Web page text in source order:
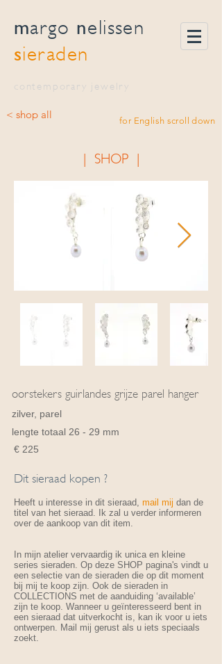
margo nelissen
sieraden
contemporary jewelry
< shop all for English scroll down
| SHOP |
oorstekers guirlandes grijze parel hanger
zilver, parel
lengte totaal 26 - 29 mm
€ 225
Dit sieraad kopen ?
Heeft u interesse in dit sieraad, mail mij dan de
titel van het sieraad. Ik zal u verder informeren
over de aankoop van dit item.
In mijn atelier vervaardig ik unica en kleine
series sieraden. Op deze SHOP pagina's vindt u
een selectie van de sieraden die op dit moment
bij mij te koop zijn. Ook de sieraden in
COLLECTIONS met de aanduiding ‘available’
zijn te koop. Wanneer u geïnteresseerd bent in
een sieraad dat uitverkocht is, kan ik voor u iets
ontwerpen. Mail mij gerust als u iets speciaals
zoekt.